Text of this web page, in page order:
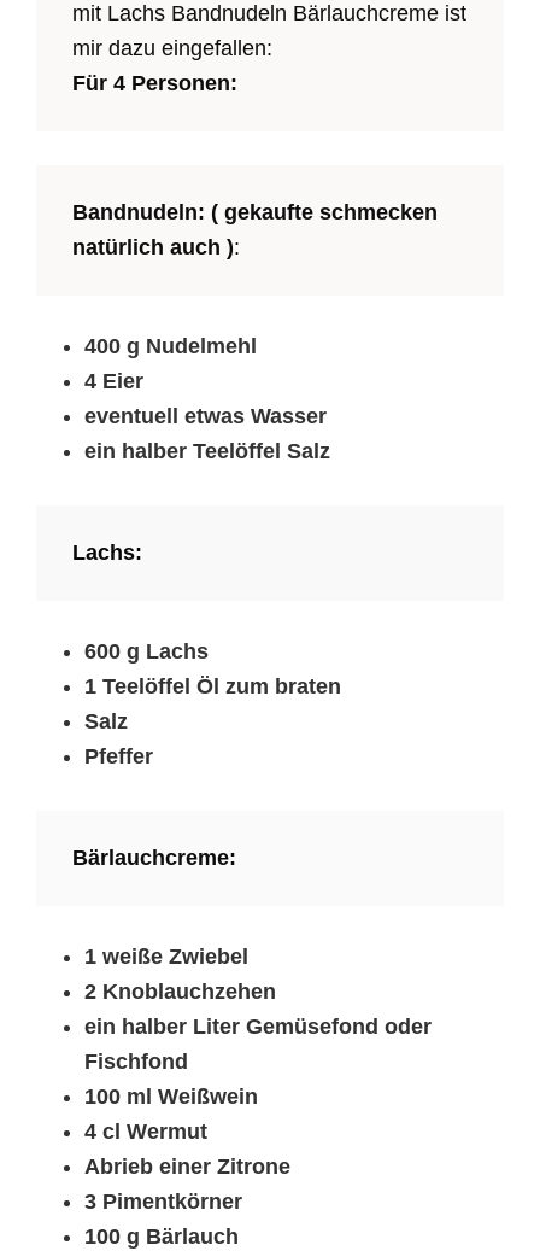
mit Lachs Bandnudeln Bärlauchcreme ist
mir dazu eingefallen:
Für 4 Personen:
Bandnudeln: ( gekaufte schmecken
natürlich auch ):
400 g Nudelmehl
4 Eier
eventuell etwas Wasser
ein halber Teelöffel Salz
Lachs:
600 g Lachs
1 Teelöffel Öl zum braten
Salz
Pfeffer
Bärlauchcreme:
1 weiße Zwiebel
2 Knoblauchzehen
ein halber Liter Gemüsefond oder
Fischfond
100 ml Weißwein
4 cl Wermut
Abrieb einer Zitrone
3 Pimentkörner
100 g Bärlauch